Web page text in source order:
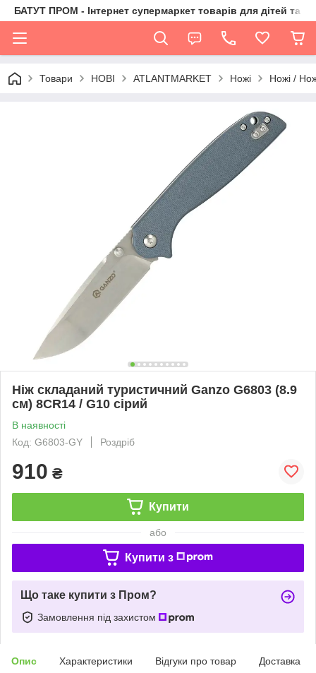
БАТУТ ПРОМ - Інтернет супермаркет товарів для дітей та їх
Товари НОВІ ATLANTMARKET Ножі Ножі /
Ніж складаний туристичний Ganzo G6803 (8.9
см) 8CR14 / G10 сірий
В наявності
Код: G6803-GY
Роздріб
910 ₴
Купити
або
Купити з
Що таке купити з Пром?
Замовлення під захистом
Опис Характеристики Відгуки про товар Доставка